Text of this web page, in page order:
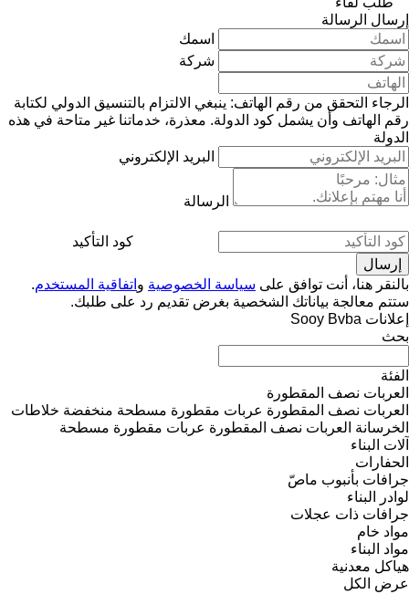
إرسال الرسالة
اسمك
شركة
الرجاء التحقق من رقم الهاتف: ينبغي الالتزام بالتنسيق الدولي لكتابة
رقم الهاتف وأن يشمل كود الدولة. معذرة، خدماتنا غير متاحة في هذه
الدولة
البريد الإلكتروني
الرسالة
كود التأكيد
بالنقر هنا، أنت توافق على سياسة الخصوصية و اتفاقية المستخدم.
ستتم معالجة بياناتك الشخصية بغرض تقديم رد على طلبك.
إعلانات Sooy Bvba
بحث
الفئة
العربات نصف المقطورة
العربات نصف المقطورة عربات مقطورة مسطحة منخفضة خلاطات
الخرسانة العربات نصف المقطورة عربات مقطورة مسطحة
آلات البناء
الحفارات
جرافات بأنبوب ماصّ
لوادر البناء
جرافات ذات عجلات
مواد خام
مواد البناء
هياكل معدنية
عرض الكل